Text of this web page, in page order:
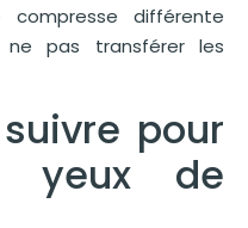
compresse différente
pas transférer les
pour
yeux de